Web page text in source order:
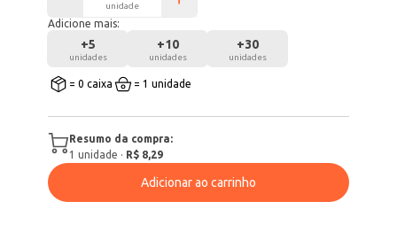
unidade
Adicione mais:
+5
unidades
+10
unidades
+30
unidades
= 0 caixa = 1 unidade
Resumo da compra:
1 unidade · R$ 8,29
Adicionar ao carrinho